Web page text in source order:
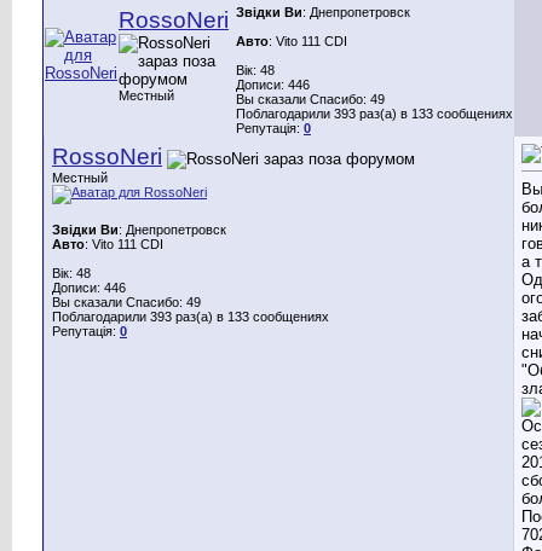
RossoNeri
Местный
Звідки Ви: Днепропетровск
Авто: Vito 111 CDI
Вік: 48
Дописи: 446
Вы сказали Спасибо: 49
Поблагодарили 393 раз(а) в 133 сообщениях
Репутація: 0
RossoNeri
Местный
Звідки Ви: Днепропетровск
Авто: Vito 111 CDI
Вік: 48
Дописи: 446
Вы сказали Спасибо: 49
Поблагодарили 393 раз(а) в 133 сообщениях
Репутація: 0
Вы
а